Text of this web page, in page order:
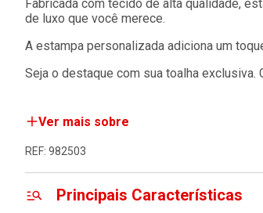
Fabricada com tecido de alta qualidade,
de luxo que você merece.
A estampa personalizada adiciona um
Seja o destaque com sua toalha exclusiva.
Ver mais sobre
REF: 982503
Principais Características